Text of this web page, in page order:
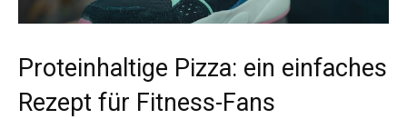
Proteinhaltige Pizza: ein einfaches
Rezept für Fitness-Fans